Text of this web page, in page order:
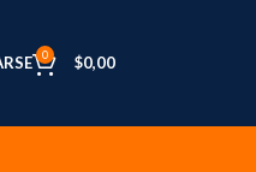
0 $0,00